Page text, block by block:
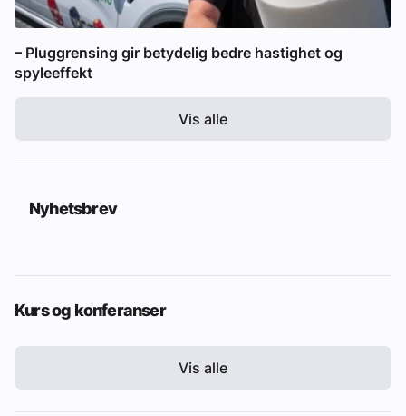
– Pluggrensing gir betydelig bedre hastighet og
spyleeffekt
Vis alle
Nyhetsbrev
Kurs og konferanser
Vis alle